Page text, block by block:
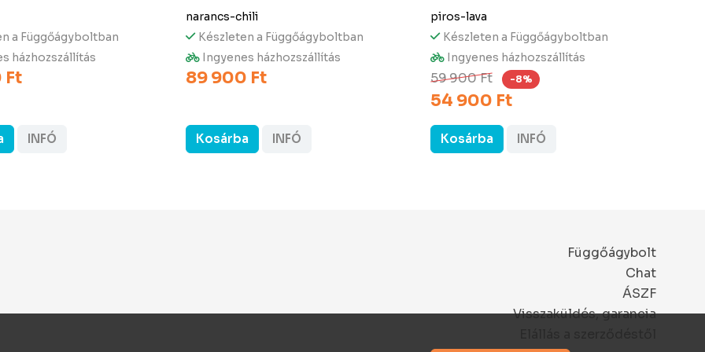
a Függőágyboltban
házhozszállítás
Ft
INFÓ
narancs-chili
Készleten a Függőágyboltban
Ingyenes házhozszállítás
89 900 Ft
Kosárba INFÓ
piros-lava
Készleten a Függőágyboltban
Ingyenes házhozszállítás
59 900 Ft -8%
54 900 Ft
Kosárba INFÓ
Függőágybolt
Chat
ÁSZF
Visszaküldés, garancia